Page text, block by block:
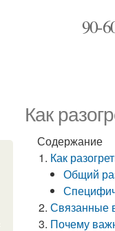
90-
Как
Содержание
Как
Общий
Связанные
Почему